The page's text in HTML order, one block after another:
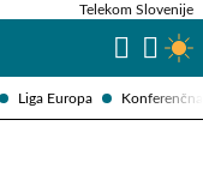
Liga Europa
Telekom Slovenije